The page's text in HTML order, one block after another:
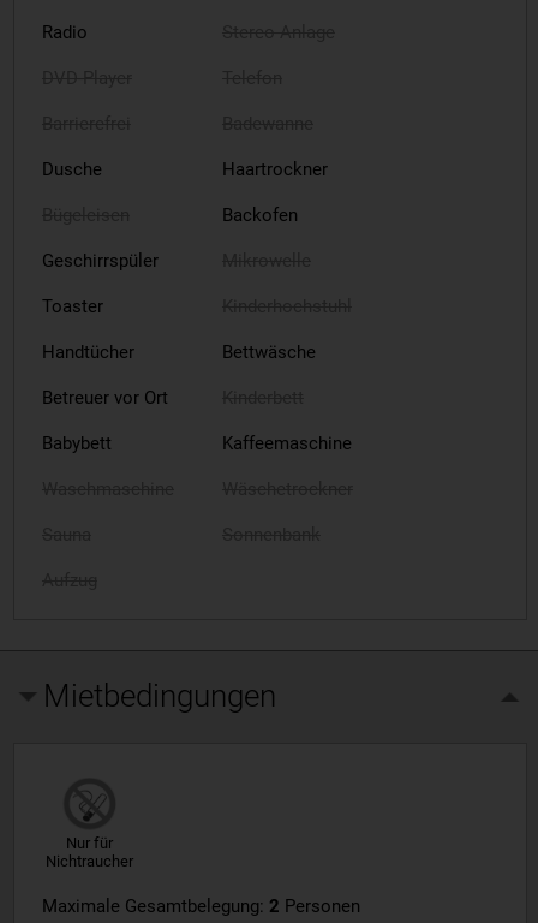
Radio
Dusche Haartrockner
Backofen
Geschirrspüler
Toaster
Handtücher Bettwäsche
Betreuer vor Ort
Babybett Kaffeemaschine
Mietbedingungen
Nur für
Nichtraucher
Maximale Gesamtbelegung: 2 Personen